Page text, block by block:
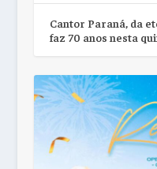
Cantor Paraná, da
faz 70 anos nesta